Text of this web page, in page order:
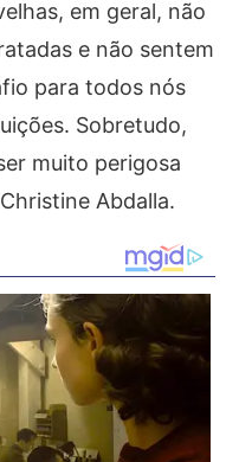
em geral, não
e não sentem
para todos nós
Sobretudo,
muito perigosa
Abdalla.